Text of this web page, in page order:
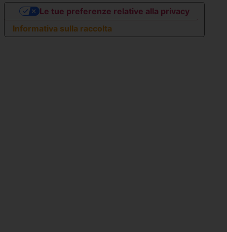
Informativa sulla raccolta
Le tue preferenze relative alla privacy